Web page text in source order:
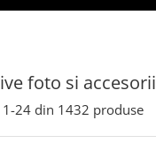
foto si accesorii
1-24 din 1432 produse